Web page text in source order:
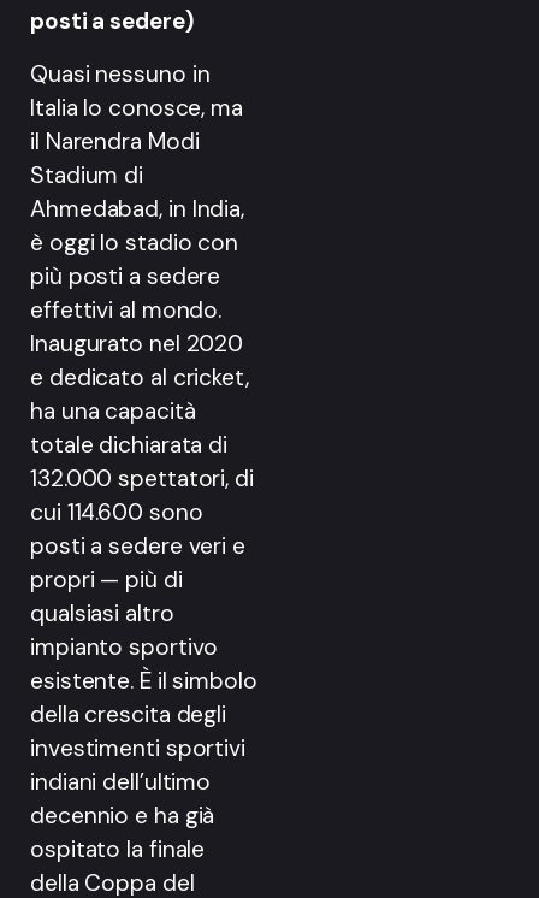
posti a sedere)
Quasi nessuno in
Italia lo conosce, ma
il Narendra Modi
Stadium di
Ahmedabad, in India,
è oggi lo stadio con
più posti a sedere
effettivi al mondo.
Inaugurato nel 2020
e dedicato al cricket,
ha una capacità
totale dichiarata di
132.000 spettatori, di
cui 114.600 sono
posti a sedere veri e
propri — più di
qualsiasi altro
impianto sportivo
esistente. È il simbolo
della crescita degli
investimenti sportivi
indiani dell’ultimo
decennio e ha già
ospitato la finale
della Coppa del